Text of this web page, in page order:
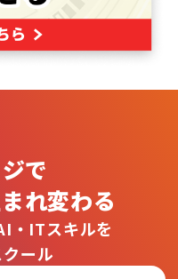
で
れ変わる
・ITスキルを
ール